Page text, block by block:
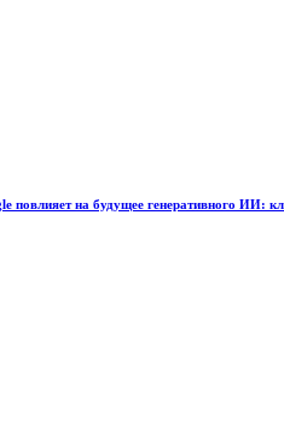
повлияет на будущее генеративного ИИ: